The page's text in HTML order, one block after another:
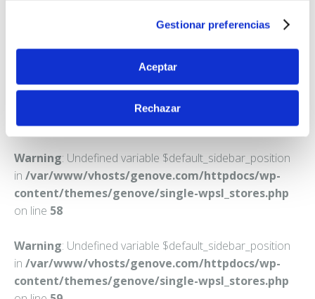
Gestionar preferencias
Aceptar
Rechazar
Teléfono:934307643
Warning: Undefined variable $default_sidebar_position
in /var/www/vhosts/genove.com/httpdocs/wp-
content/themes/genove/single-wpsl_stores.php
on line 58
Warning: Undefined variable $default_sidebar_position
in /var/www/vhosts/genove.com/httpdocs/wp-
content/themes/genove/single-wpsl_stores.php